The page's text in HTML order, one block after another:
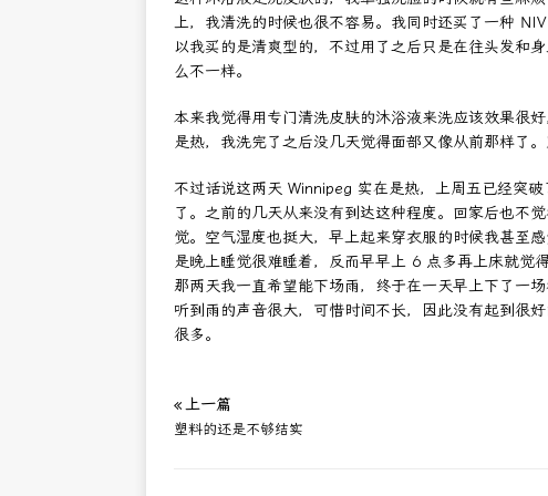
上，我清洗的时候也很不容易。我同时还买了一种
以我买的是清爽型的，不过用了之后只是在往头发和
么不一样。
本来我觉得用专门清洗皮肤的沐浴液来洗应该效果很
是热，我洗完了之后没几天觉得面部又像从前那样了
不过话说这两天 Winnipeg 实在是热，上周五已经突
了。之前的几天从来没有到达这种程度。回家后也不
觉。空气湿度也挺大，早上起来穿衣服的时候我甚至
是晚上睡觉很难睡着，反而早早上 6 点多再上床就觉
那两天我一直希望能下场雨，终于在一天早上下了一
听到雨的声音很大，可惜时间不长，因此没有起到很
很多。
« 上一篇
塑料的还是不够结实